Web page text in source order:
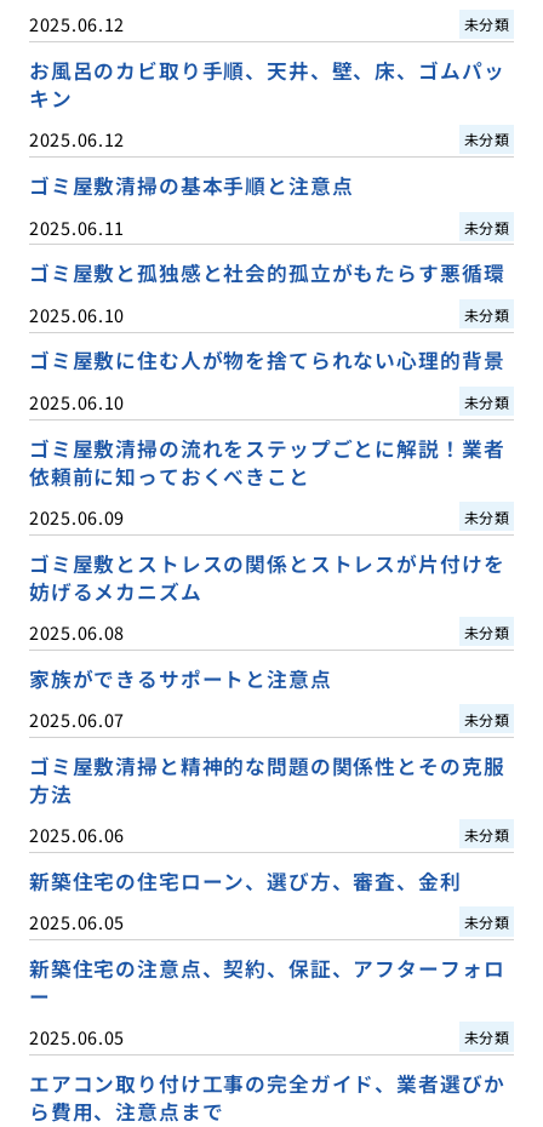
2025.06.12 未分類
お風呂のカビ取り手順、天井、壁、床、ゴムパッ
キン
2025.06.12 未分類
ゴミ屋敷清掃の基本手順と注意点
2025.06.11 未分類
ゴミ屋敷と孤独感と社会的孤立がもたらす悪循環
2025.06.10 未分類
ゴミ屋敷に住む人が物を捨てられない心理的背景
2025.06.10 未分類
ゴミ屋敷清掃の流れをステップごとに解説！業者
依頼前に知っておくべきこと
2025.06.09 未分類
ゴミ屋敷とストレスの関係とストレスが片付けを
妨げるメカニズム
2025.06.08 未分類
家族ができるサポートと注意点
2025.06.07 未分類
ゴミ屋敷清掃と精神的な問題の関係性とその克服
方法
2025.06.06 未分類
新築住宅の住宅ローン、選び方、審査、金利
2025.06.05 未分類
新築住宅の注意点、契約、保証、アフターフォロ
ー
2025.06.05 未分類
エアコン取り付け工事の完全ガイド、業者選びか
ら費用、注意点まで